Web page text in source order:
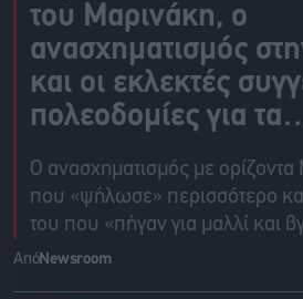
του Μαρινάκη, ο
ανασχηματισμός
και οι εκλεκτές
πολεοδομίες για
Ο ανασχηματισμός με
που «ψήλωσε» περισσότερο
του που «πήγαν για μαλλί και
ΑπόNewsroom